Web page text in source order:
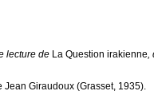
lecture de La Question irakienne,
Jean Giraudoux (Grasset, 1935).